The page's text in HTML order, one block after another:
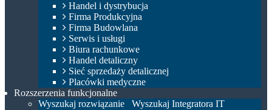
Handel i dystrybucja
Firma Produkcyjna
Firma Budowlana
Serwis i usługi
Biura rachunkowe
Handel detaliczny
Sieć sprzedaży detalicznej
Placówki medyczne
Rozszerzenia funkcjonalne
Wyszukaj rozwiązanie
Wyszukaj Integratora IT